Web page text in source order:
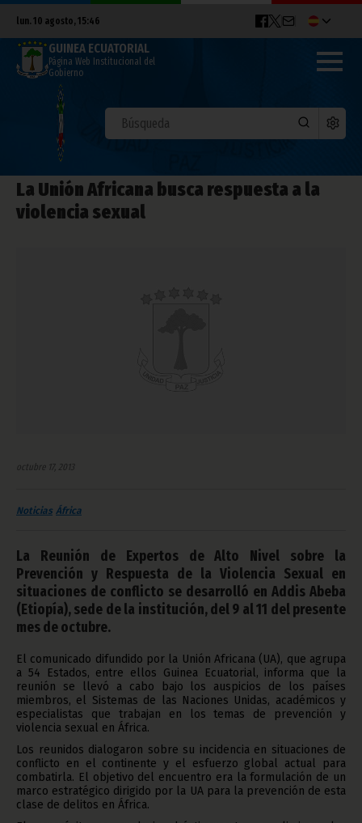
lun. 10 agosto, 15:46
GUINEA ECUATORIAL
Página Web Institucional del
Gobierno
La Unión Africana busca respuesta a la
violencia sexual
octubre 17, 2013
Noticias África
La Reunión de Expertos de Alto Nivel sobre la
Prevención y Respuesta de la Violencia Sexual en
situaciones de conflicto se desarrolló en Addis Abeba
(Etiopía), sede de la institución, del 9 al 11 del presente
mes de octubre.
El comunicado difundido por la Unión Africana (UA), que agrupa
a 54 Estados, entre ellos Guinea Ecuatorial, informa que la
reunión se llevó a cabo bajo los auspicios de los países
miembros, el Sistemas de las Naciones Unidas, académicos y
especialistas que trabajan en los temas de prevención y
violencia sexual en África.
Los reunidos dialogaron sobre su incidencia en situaciones de
conflicto en el continente y el esfuerzo global actual para
combatirla. El objetivo del encuentro era la formulación de un
marco estratégico dirigido por la UA para la prevención de esta
clase de delitos en África.